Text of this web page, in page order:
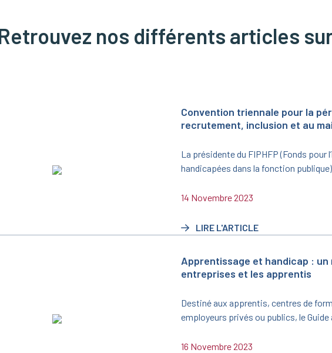
nos différents articles
Convention triennale pour la
recrutement, inclusion et au
La présidente du FIPHFP (Fonds pour
handicapées dans la fonction
la Souveraineté alimentaire, Cécile
2023/2025.
14 Novembre 2023
LIRE L'ARTICLE
Apprentissage et handicap : un
entreprises et les apprentis
Destiné aux apprentis, centres de
employeurs privés ou publics, le Guide
avec l’appui de l’Agefiph et du FIPHFP,
16 Novembre 2023